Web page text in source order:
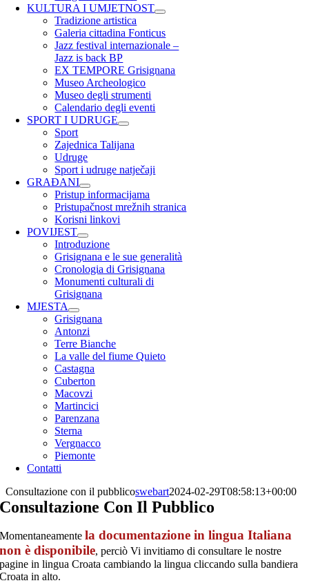
KULTURA I UMJETNOST
Tradizione artistica
Galeria cittadina Fonticus
Jazz festival internazionale –
Jazz is back BP
EX TEMPORE Grisignana
Museo Archeologico
Museo degli strumenti
Calendario degli eventi
SPORT I UDRUGE
Sport
Zajednica Talijana
Udruge
Sport i udruge natječaji
GRAĐANI
Pristup informacijama
Pristupačnost mrežnih stranica
Korisni linkovi
POVIJEST
Introduzione
Grisignana e le sue generalità
Cronologia di Grisignana
Monumenti culturali di
Grisignana
MJESTA
Grisignana
Antonzi
Terre Bianche
La valle del fiume Quieto
Castagna
Cuberton
Macovzi
Martincici
Parenzana
Sterna
Vergnacco
Piemonte
Contatti
Consultazione con il pubblicoswebart2024-02-29T08:58:13+00:00
Consultazione Con Il Pubblico
Momentaneamente la documentazione in lingua Italiana
non è disponibile, perciò Vi invitiamo di consultare le nostre
pagine in lingua Croata cambiando la lingua cliccando sulla bandiera
Croata in alto.